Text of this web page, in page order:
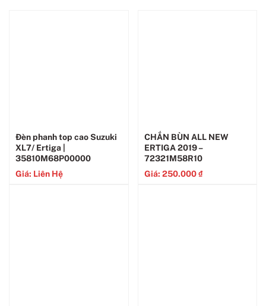
Đèn phanh top cao Suzuki
XL7/ Ertiga |
35810M68P00000
Giá: Liên Hệ
CHẮN BÙN ALL NEW
ERTIGA 2019 –
72321M58R10
Giá: 250.000₫